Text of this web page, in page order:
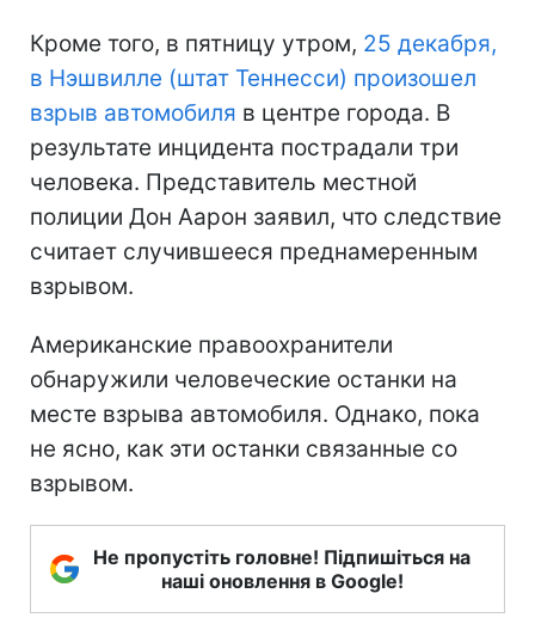
Кроме того, в пятницу утром, 25 декабря,
в Нэшвилле (штат Теннесси) произошел
взрыв автомобиля в центре города. В
результате инцидента пострадали три
человека. Представитель местной
полиции Дон Аарон заявил, что следствие
считает случившееся преднамеренным
взрывом.
Американские правоохранители
обнаружили человеческие останки на
месте взрыва автомобиля. Однако, пока
не ясно, как эти останки связанные со
взрывом.
Не пропустіть головне! Підпишіться на
наші оновлення в Google!